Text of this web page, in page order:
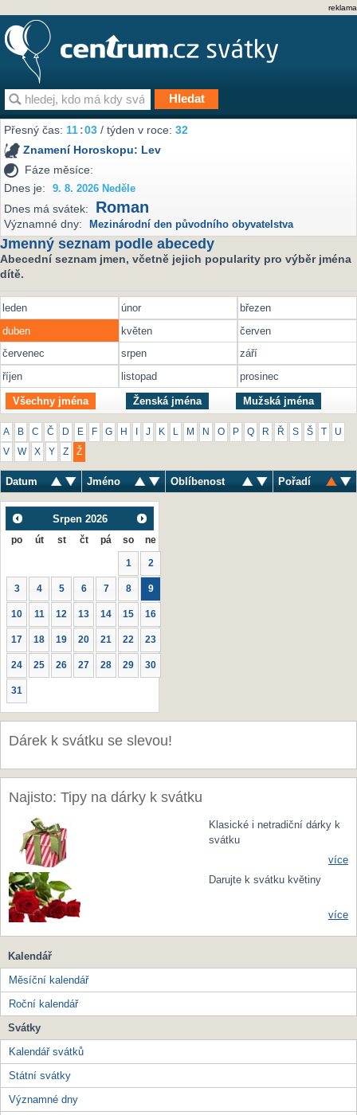
reklama
Přesný čas:11 03 / týden v roce:32
Znamení Horoskopu: Lev
Fáze měsíce:
Dnes je:
9. 8. 2026 Neděle
Dnes má svátek: Roman
Významné dny: Mezinárodní den původního obyvatelstva
Jmenný seznam podle abecedy
Abecední seznam jmen, včetně jejich popularity pro výběr jména
dítě.
leden únor
březen
duben
květen
červen
červenec
srpen
září
říjen
listopad prosinec
Všechny jména Ženská jména Mužská jména
A B C Č D E F G H J K M N O P Q R Ř S Š U
V W X Y Z Ž
Datum Jméno Oblíbenost Pořadí
Srpen 2026
po út st čt pá so ne
1 2
3 4 5 6 7 8 9
10 11 12 13 14 15 16
17 18 19 20 21 22 23
24 25 26 27 28 29 30
31
Dárek k svátku se slevou!
Najisto: Tipy na dárky k svátku
Klasické i netradiční dárky k
svátku
více
Darujte k svátku květiny
více
Kalendář
Měsíční kalendář
Roční kalendář
Svátky
Kalendář svátků
Státní svátky
Významné dny